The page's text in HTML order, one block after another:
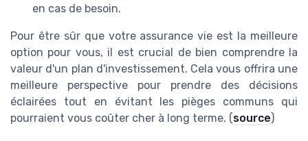
en cas de besoin.
Pour être sûr que votre assurance vie est la meilleure
option pour vous, il est crucial de bien comprendre la
valeur d'un plan d'investissement. Cela vous offrira une
meilleure perspective pour prendre des décisions
éclairées tout en évitant les pièges communs qui
pourraient vous coûter cher à long terme. (source)